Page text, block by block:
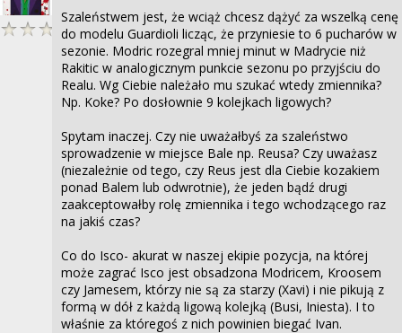
Szaleństwem jest, że wciąż chcesz dążyć za wszelką cenę
do modelu Guardioli licząc, że przyniesie to 6 pucharów w
sezonie. Modric rozegral mniej minut w Madrycie niż
Rakitic w analogicznym punkcie sezonu po przyjściu do
Realu. Wg Ciebie należało mu szukać wtedy zmiennika?
Np. Koke? Po dosłownie 9 kolejkach ligowych?
Spytam inaczej. Czy nie uważałbyś za szaleństwo
sprowadzenie w miejsce Bale np. Reusa? Czy uważasz
(niezależnie od tego, czy Reus jest dla Ciebie kozakiem
ponad Balem lub odwrotnie), że jeden bądź drugi
zaakceptowałby rolę zmiennika i tego wchodzącego raz
na jakiś czas?
Co do Isco- akurat w naszej ekipie pozycja, na której
może zagrać Isco jest obsadzona Modricem, Kroosem
czy Jamesem, którzy nie są za starzy (Xavi) i nie pikują z
formą w dół z każdą ligową kolejką (Busi, Iniesta). I to
właśnie za któregoś z nich powinien biegać Ivan.